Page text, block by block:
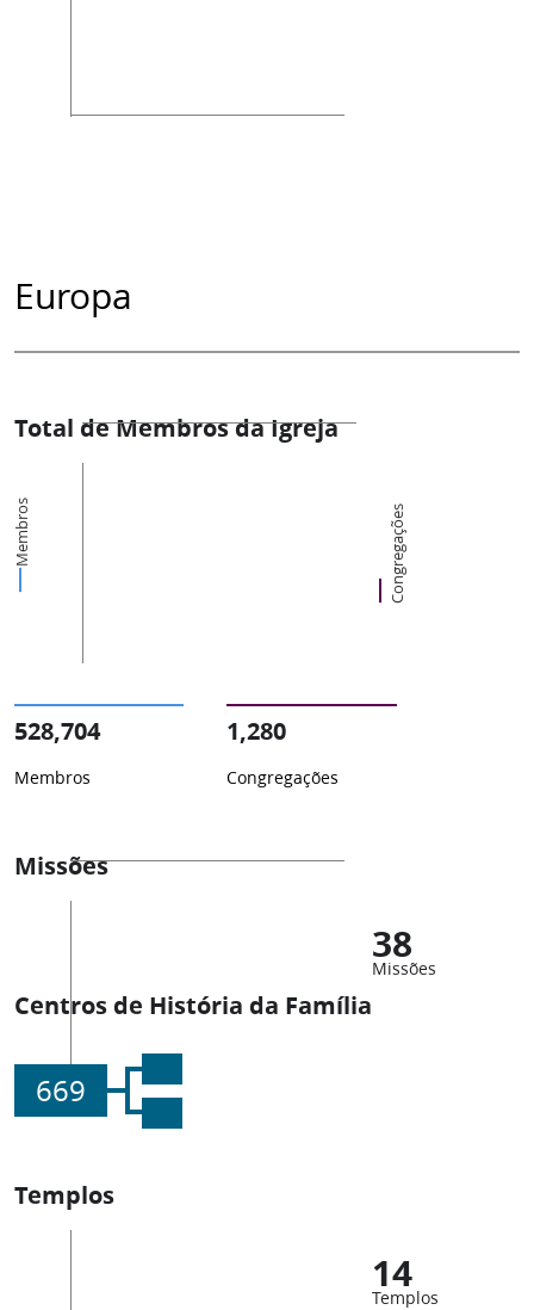
Europa
Total de Membros da Igreja
Membros Congregações
528,704
Membros
1,280
Congregações
Missões
38
Missões
Centros de História da Família
669
Templos
14
Templos